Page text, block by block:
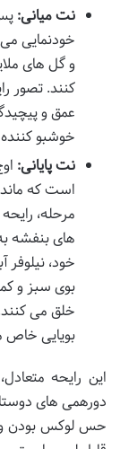
نت میانی:
خودنمایی
و گل های
کنند. تصور
عمق و
خوشبو
نت پایانی:
است که
مرحله،
های بنفشه
خود،
بوی سبز و
بویایی
این رایحه
دورهمی های
حس لوکس بودن و